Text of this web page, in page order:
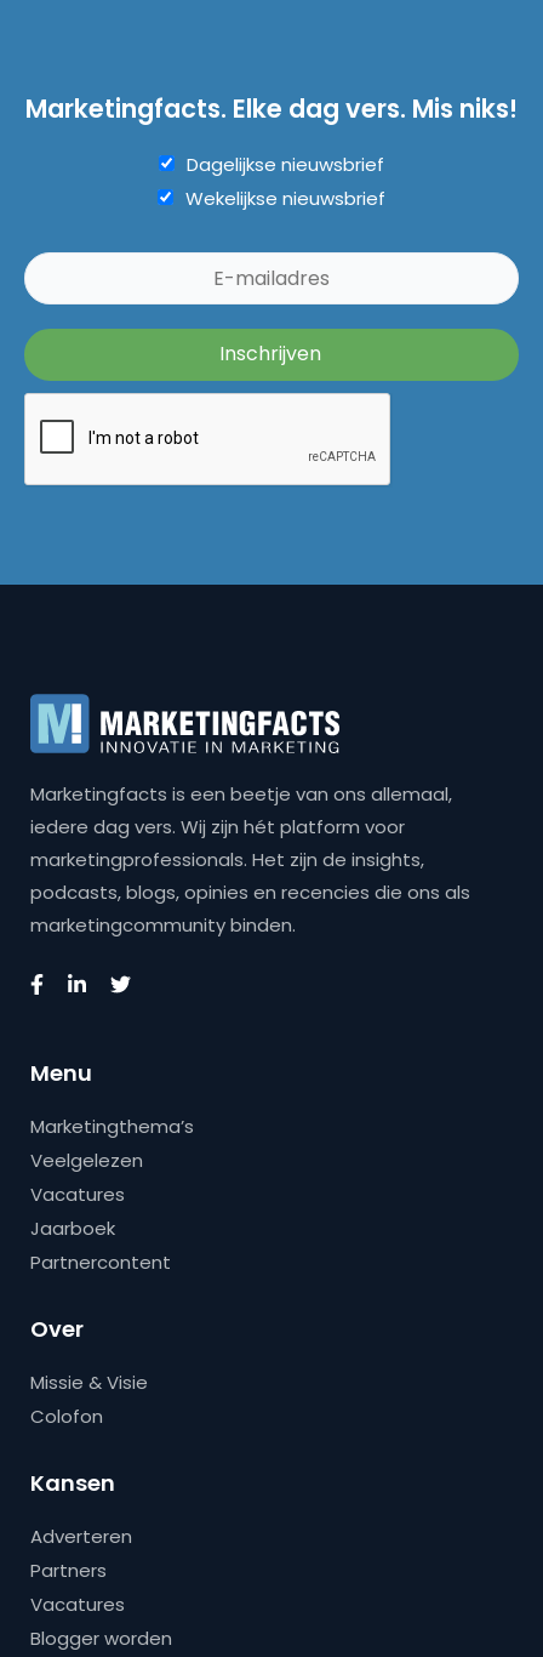
Marketingfacts. Elke dag vers. Mis niks!
Dagelijkse nieuwsbrief
Wekelijkse nieuwsbrief
Marketingfacts is een beetje van ons allemaal,
iedere dag vers. Wij zijn hét platform voor
marketingprofessionals. Het zijn de insights,
podcasts, blogs, opinies en recencies die ons als
marketingcommunity binden.
Menu
Marketingthema’s
Veelgelezen
Vacatures
Jaarboek
Partnercontent
Over
Missie & Visie
Colofon
Kansen
Adverteren
Partners
Vacatures
Blogger worden